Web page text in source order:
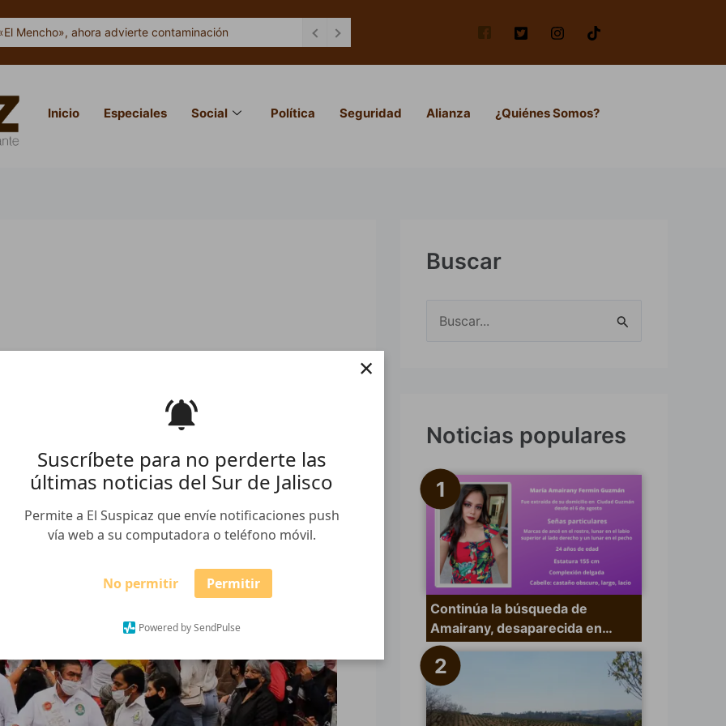
Suscríbete para no perderte las
últimas noticias del Sur de Jalisco
Permite a El Suspicaz que envíe notificaciones push
vía web a su computadora o teléfono móvil.
No permitir Permitir
Powered by SendPulse
×
Mencho», ahora advierte contaminación
Inicio Especiales Social Política Seguridad Alianza ¿Quiénes Somos?
Buscar
a
p
o
Noticias populares
Continúa la búsqueda de
Amairany, desaparecida en…